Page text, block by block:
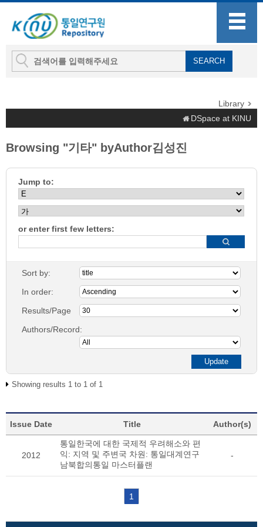
Library
DSpace at KINU
Browsing "기타" byAuthor김성진
Jump to:
or enter first few letters:
Sort by:
In order:
Results/Page
Authors/Record:
Showing results 1 to 1 of 1
Issue Date Title Author(s)
2012
통일한국에 대한 국제적 우려해소와 편
익: 지역 및 주변국 차원: 통일대계연구
남북합의통일 마스터플랜
-
1